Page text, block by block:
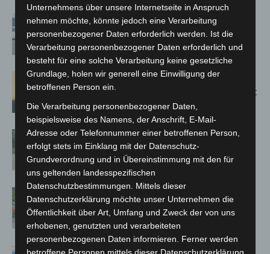
Niedersachsen: Feuerwehrkräfte
kehren nach Waldbrandeinsatz aus
Spanien zurück
Hannover: Erste Tigermücken-
Population in Niedersachsen entdeckt
Brand im „Haus der Begegnung“ in
Neuwarmbüchen schnell eingedämmt
Region Hannover: 21 neue
Notfallsanitäter starten beim Roten
Kreuz
Mann läuft mit Hockeyschläger über
Unternehmens über unsere Internetseite in Anspruch
nehmen möchte, könnte jedoch eine Verarbeitung
personenbezogener Daten erforderlich werden. Ist die
Verarbeitung personenbezogener Daten erforderlich und
besteht für eine solche Verarbeitung keine gesetzliche
Grundlage, holen wir generell eine Einwilligung der
betroffenen Person ein.
Die Verarbeitung personenbezogener Daten,
beispielsweise des Namens, der Anschrift, E-Mail-
Adresse oder Telefonnummer einer betroffenen Person,
erfolgt stets im Einklang mit der Datenschutz-
Grundverordnung und in Übereinstimmung mit den für
uns geltenden landesspezifischen
Datenschutzbestimmungen. Mittels dieser
Datenschutzerklärung möchte unser Unternehmen die
Öffentlichkeit über Art, Umfang und Zweck der von uns
erhobenen, genutzten und verarbeiteten
personenbezogenen Daten informieren. Ferner werden